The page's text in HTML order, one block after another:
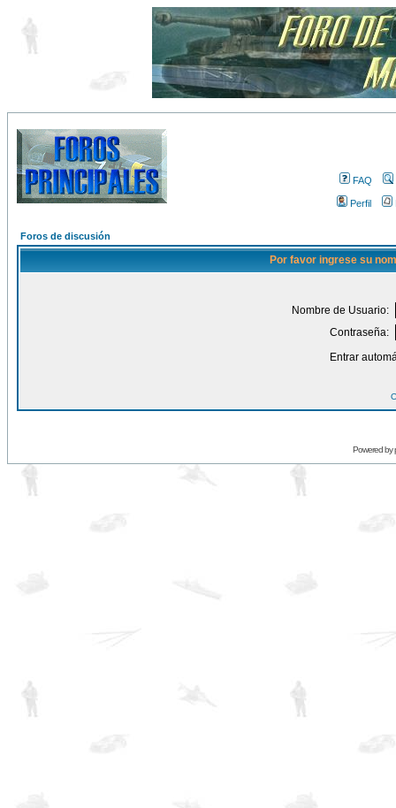
FAQ
Perfil
Foros de discusión
Por favor ingrese su
Nombre de Usuario:
Contraseña:
Entrar
Powered by